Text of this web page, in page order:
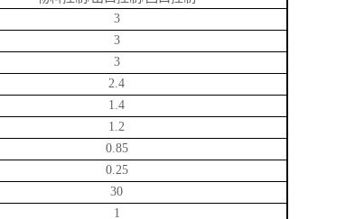
3
3
3
2.4
1.4
1.2
0.85
0.25
30
1